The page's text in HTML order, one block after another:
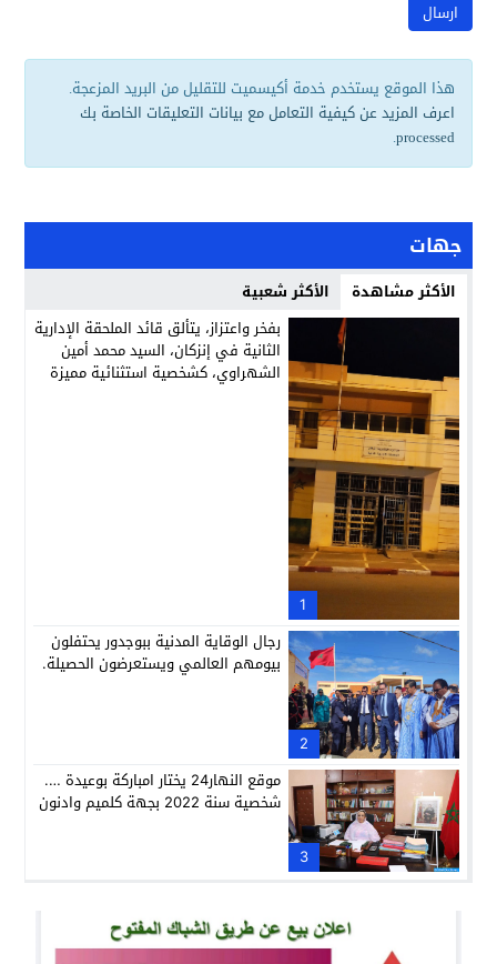
هذا الموقع يستخدم خدمة أكيسميت للتقليل من البريد المزعجة.
اعرف المزيد عن كيفية التعامل مع بيانات التعليقات الخاصة بك
processed
.
جهات
الأكثر مشاهدة الأكثر شعبية
1
بفخر واعتزاز، يتألق قائد الملحقة الإدارية
الثانية في إنزكان، السيد محمد أمين
الشهراوي، كشخصية استثنائية مميزة
2
رجال الوقاية المدنية ببوجدور يحتفلون
بيومهم العالمي ويستعرضون الحصيلة.
3
موقع النهار24 يختار امباركة بوعيدة ….
شخصية سنة 2022 بجهة كلميم وادنون